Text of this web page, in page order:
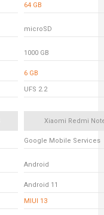
64 GB
microSD
1000 GB
6 GB
UFS 2.2
Xiaomi Redmi
Google Mobile Services
Android
Android 11
MIUI 13